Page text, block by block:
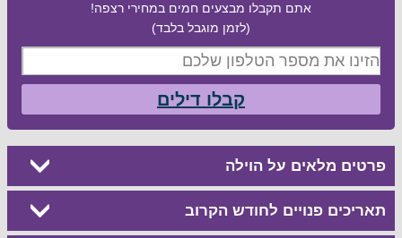
אתם תקבלו מבצעים חמים במחירי רצפה!
(לזמן מוגבל בלבד)
קבלו דילים
פרטים מלאים על הוילה
תאריכים פנויים לחודש הקרוב